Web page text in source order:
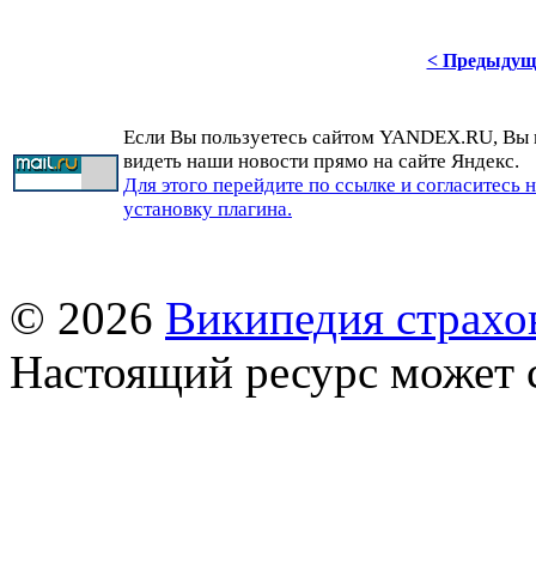
<
Если Вы пользуетесь сайтом YANDEX.RU, Вы
видеть наши новости прямо на сайте Яндекс.
Для этого перейдите по ссылке и согласитесь
установку плагина.
© 2026 Википедия
Настоящий ресурс может